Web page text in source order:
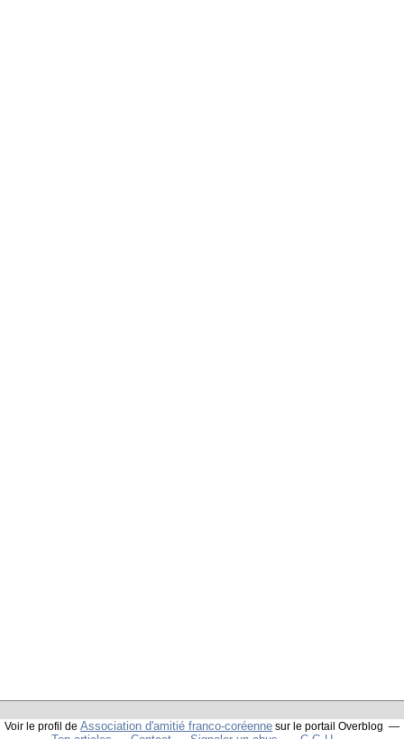
Voir le profil de Association d'amitié franco-coréenne sur le portail Overblog